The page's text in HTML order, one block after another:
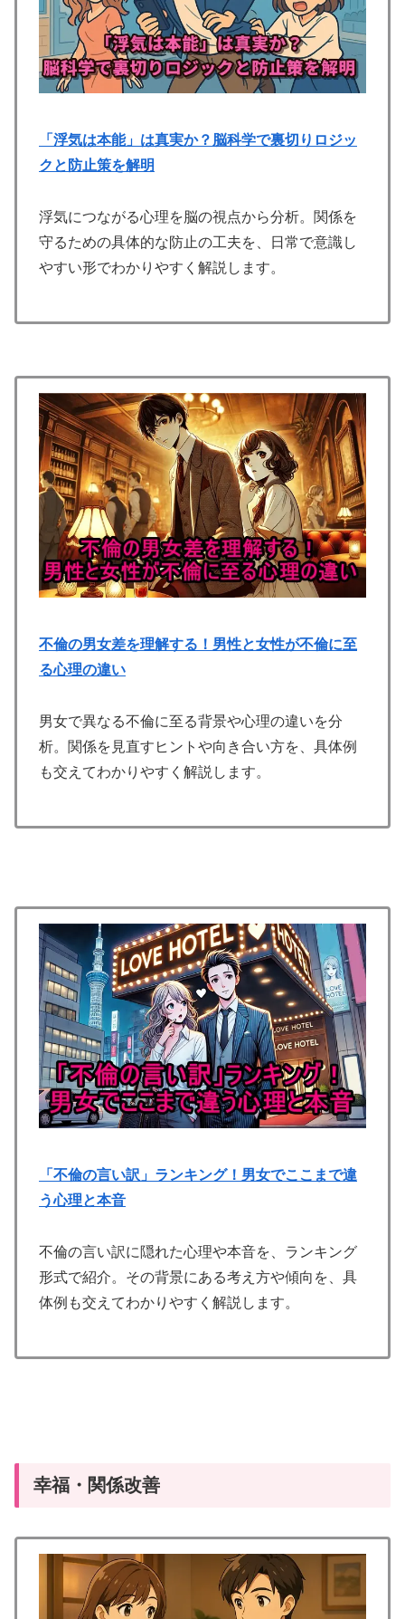
「浮気は本能」は真実か？脳科学で裏切りロジッ
クと防止策を解明
浮気につながる心理を脳の視点から分析。関係を
守るための具体的な防止の工夫を、日常で意識し
やすい形でわかりやすく解説します。
不倫の男女差を理解する！男性と女性が不倫に至
る心理の違い
男女で異なる不倫に至る背景や心理の違いを分
析。関係を見直すヒントや向き合い方を、具体例
も交えてわかりやすく解説します。
「不倫の言い訳」ランキング！男女でここまで違
う心理と本音
不倫の言い訳に隠れた心理や本音を、ランキング
形式で紹介。その背景にある考え方や傾向を、具
体例も交えてわかりやすく解説します。
幸福・関係改善